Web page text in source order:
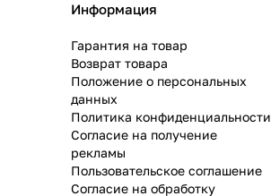
Информация
Гарантия на товар
Возврат товара
Положение о персональных
данных
Политика конфиденциальности
Согласие на получение
рекламы
Пользовательское соглашение
Согласие на обработку